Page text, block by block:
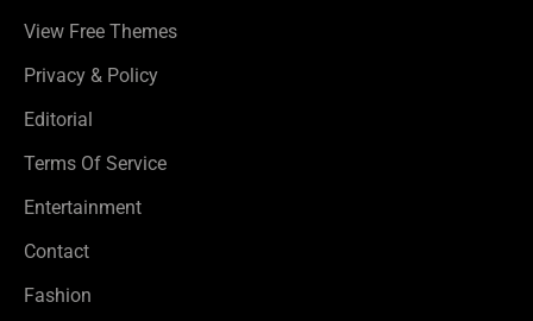
View Free Themes
Privacy & Policy
Editorial
Terms Of Service
Entertainment
Contact
Fashion